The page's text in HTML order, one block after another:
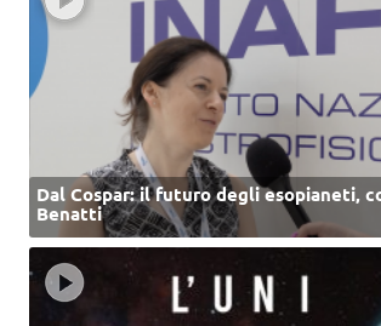
Dal Cospar: il futuro degli esopianeti,
Benatti